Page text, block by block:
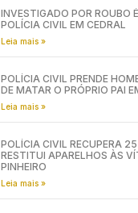
INVESTIGADO POR ROUBO
POLÍCIA CIVIL EM CEDRAL
Leia mais »
POLÍCIA CIVIL PRENDE
DE MATAR O PRÓPRIO PAI
Leia mais »
POLÍCIA CIVIL RECUPERA
RESTITUI APARELHOS ÀS
PINHEIRO
Leia mais »